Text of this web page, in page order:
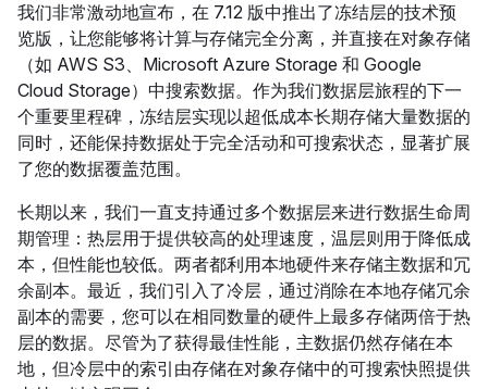
我们非常激动地宣布，在 7.12 版中推出了冻结层的技术预
览版，让您能够将计算与存储完全分离，并直接在对象存储
（如 AWS S3、Microsoft Azure Storage 和 Google
Cloud Storage）中搜索数据。作为我们数据层旅程的下一
个重要里程碑，冻结层实现以超低成本长期存储大量数据的
同时，还能保持数据处于完全活动和可搜索状态，显著扩展
了您的数据覆盖范围。
长期以来，我们一直支持通过多个数据层来进行数据生命周
期管理：热层用于提供较高的处理速度，温层则用于降低成
本，但性能也较低。两者都利用本地硬件来存储主数据和冗
余副本。最近，我们引入了冷层，通过消除在本地存储冗余
副本的需要，您可以在相同数量的硬件上最多存储两倍于热
层的数据。尽管为了获得最佳性能，主数据仍然存储在本
地，但冷层中的索引由存储在对象存储中的可搜索快照提供